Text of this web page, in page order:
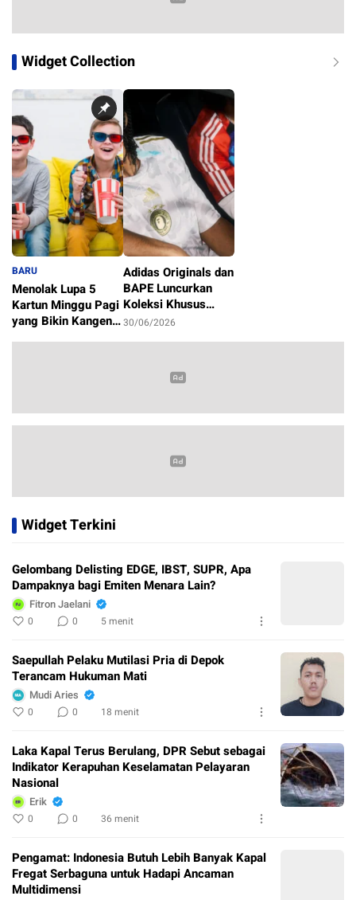
Widget Collection
BARU
Menolak Lupa 5
Kartun Minggu Pagi
yang Bikin Kangen
1/07/2026
Adidas Originals dan
BAPE Luncurkan
Koleksi Khusus
Sambut Piala Dunia
30/06/2026
Widget Terkini
Gelombang Delisting EDGE, IBST, SUPR, Apa
Dampaknya bagi Emiten Menara Lain?
Fitron Jaelani
0 0 5 menit
Saepullah Pelaku Mutilasi Pria di Depok
Terancam Hukuman Mati
Mudi Aries
0 0 18 menit
Laka Kapal Terus Berulang, DPR Sebut sebagai
Indikator Kerapuhan Keselamatan Pelayaran
Nasional
Erik
0 0 36 menit
Pengamat: Indonesia Butuh Lebih Banyak Kapal
Fregat Serbaguna untuk Hadapi Ancaman
Multidimensi